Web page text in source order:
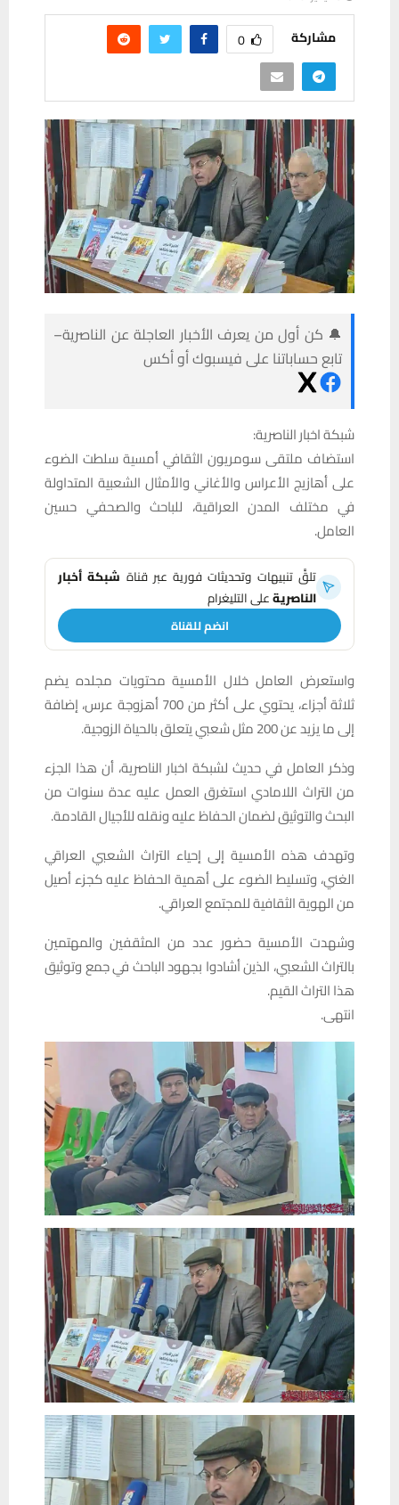
مشاركة 0
🔔 كن أول من يعرف الأخبار العاجلة عن الناصرية–
تابع حساباتنا على فيسبوك أو أكس
شبكة اخبار الناصرية:
استضاف ملتقى سومريون الثقافي أمسية سلطت الضوء
على أهازيج الأعراس والأغاني والأمثال الشعبية المتداولة
في مختلف المدن العراقية، للباحث والصحفي حسين
العامل.
تلقَّ تنبيهات وتحديثات فورية عبر قناة شبكة أخبار
الناصريةعلى التليغرام
انضم للقناة
واستعرض العامل خلال الأمسية محتويات مجلده يضم
ثلاثة أجزاء، يحتوي على أكثر من 700 أهزوجة عرس، إضافة
إلى ما يزيد عن 200 مثل شعبي يتعلق بالحياة الزوجية.
وذكر العامل في حديث لشبكة اخبار الناصرية، أن هذا الجزء
من التراث اللامادي استغرق العمل عليه عدة سنوات من
البحث والتوثيق لضمان الحفاظ عليه ونقله للأجيال القادمة.
وتهدف هذه الأمسية إلى إحياء التراث الشعبي العراقي
الغني، وتسليط الضوء على أهمية الحفاظ عليه كجزء أصيل
من الهوية الثقافية للمجتمع العراقي.
وشهدت الأمسية حضور عدد من المثقفين والمهتمين
بالتراث الشعبي، الذين أشادوا بجهود الباحث في جمع وتوثيق
هذا التراث القيم.
انتهى.